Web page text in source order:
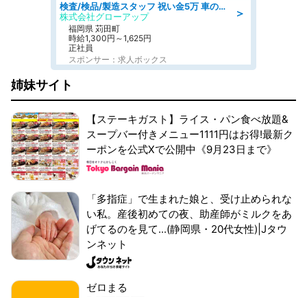
＞
検査/検品/製造スタッフ 祝い金5万 車のシートにホツレがないか目視チェック
株式会社グローアップ
福岡県 苅田町
時給1,300円～1,625円
正社員
スポンサー：求人ボックス
姉妹サイト
【ステーキガスト】ライス・パン食べ放題&
スープバー付きメニュー1111円はお得!最新ク
ーポンを公式Xで公開中《9月23日まで》
「多指症」で生まれた娘と、受け止められな
い私。産後初めての夜、助産師がミルクをあ
げてるのを見て...(静岡県・20代女性)|Jタウ
ンネット
ゼロまる